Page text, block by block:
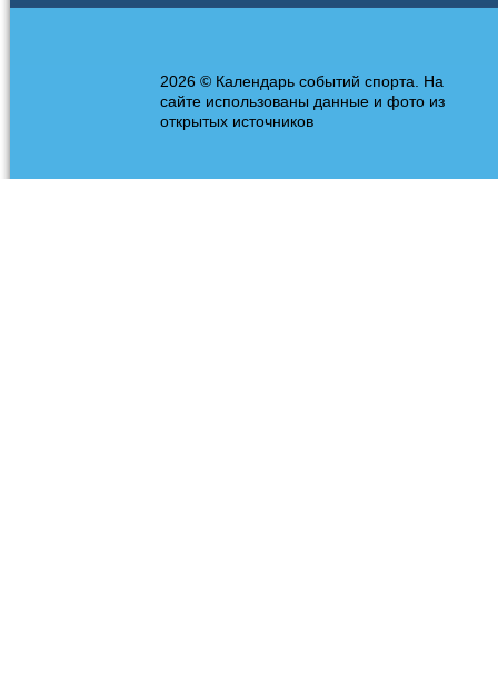
2026 © Календарь событий спорта. На
сайте использованы данные и фото из
открытых источников